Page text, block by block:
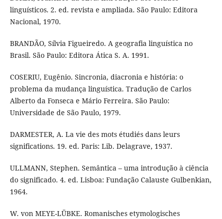
linguísticos. 2. ed. revista e ampliada. São Paulo: Editora
Nacional, 1970.
BRANDÃO, Sílvia Figueiredo. A geografia linguística no
Brasil. São Paulo: Editora Ática S. A. 1991.
COSERIU, Eugênio. Sincronia, diacronia e história: o
problema da mudança linguística. Tradução de Carlos
Alberto da Fonseca e Mário Ferreira. São Paulo:
Universidade de São Paulo, 1979.
DARMESTER, A. La vie des mots étudiés dans leurs
significations. 19. ed. Paris: Lib. Delagrave, 1937.
ULLMANN, Stephen. Semântica – uma introdução à ciência
do significado. 4. ed. Lisboa: Fundação Calauste Gulbenkian,
1964.
W. von MEYE-LÜBKE. Romanisches etymologisches